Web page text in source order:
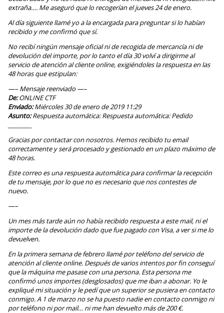
extraña…. Me aseguró que lo recogerían el jueves 24 de enero.
Al día siguiente llamé yo a la encargada para preguntar si lo habían
recibido y me confirmó que sí.
No recibí ningún mensaje oficial ni de recogida de mercancía ni de
devolución del importe, por lo tanto el día 30 volví a dirigirme al
servicio de atención al cliente online, exigiéndoles la respuesta en las
48 horas que estipulan:
—– Mensaje reenviado —–
De:ONLINE CTF
Enviado:Miércoles 30 de enero de 2019 11:29
Asunto:Respuesta automática: Respuesta automática: Pedido
Gracias por contactar con nosotros. Hemos recibido tu email
correctamente y será procesado y gestionado en un plazo máximo de
48 horas.
Este correo es una respuesta automática para confirmar la recepción
de tu mensaje, por lo que no es necesario que nos contestes de
nuevo.
—–
Un mes más tarde aún no había recibido respuesta a este mail, ni el
importe de la devolución dado que fue pagado con Visa, a ver si me lo
devuelven.
En la primera semana de febrero llamé por teléfono del servicio de
atención al cliente online. Después de varios intentos por fin conseguí
que la máquina me pasase con una persona. Esta persona me
confirmó unos importes (desglosados) que me iban a abonar. Yo le
expliqué mi situación y le pedí que un superior se pusiera en contacto
conmigo. A 1 de marzo no se ha puesto nadie en contacto conmigo ni
por teléfono ni por mail… ni me han devuelto más de 200 €.